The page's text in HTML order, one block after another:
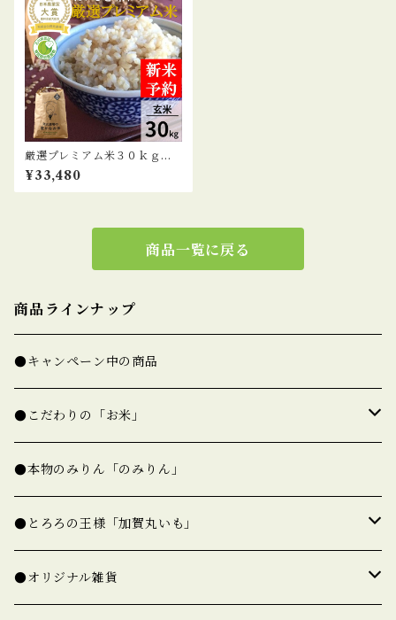
厳選プレミアム米３０ｋｇ玄
米
¥33,480
商品一覧に戻る
商品ラインナップ
●キャンペーン中の商品
●こだわりの「お米」
★精白米（一覧）
★玄米（一覧）
○ゆめみづほ【新米予約】
●本物のみりん「のみりん」
●とろろの王様「加賀丸いも」
○加賀丸いも【完売】
●オリジナル雑貨